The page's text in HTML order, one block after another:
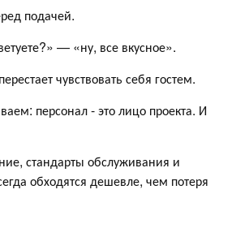
подачей.
— «ну, все вкусное».
чувствовать себя гостем.
персонал - это лицо проекта. И
стандарты обслуживания и
обходятся дешевле, чем потеря